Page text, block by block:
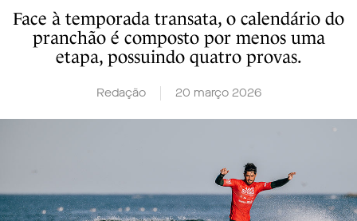
Face à temporada transata, o calendário do
pranchão é composto por menos uma
etapa, possuindo quatro provas.
Redação 20 março 2026